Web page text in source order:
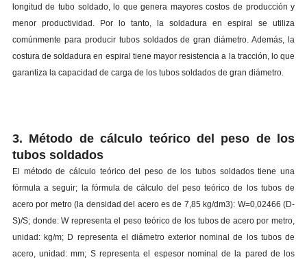
longitud de tubo soldado, lo que genera mayores costos de producción y
menor productividad. Por lo tanto, la soldadura en espiral se utiliza
comúnmente para producir tubos soldados de gran diámetro. Además, la
costura de soldadura en espiral tiene mayor resistencia a la tracción, lo que
garantiza la capacidad de carga de los tubos soldados de gran diámetro.
3. Método de cálculo teórico del peso de los
tubos soldados
El método de cálculo teórico del peso de los tubos soldados tiene una
fórmula a seguir; la fórmula de cálculo del peso teórico de los tubos de
acero por metro (la densidad del acero es de 7,85 kg/dm3): W=0,02466 (D-
S)/S; donde: W representa el peso teórico de los tubos de acero por metro,
unidad: kg/m; D representa el diámetro exterior nominal de los tubos de
acero, unidad: mm; S representa el espesor nominal de la pared de los